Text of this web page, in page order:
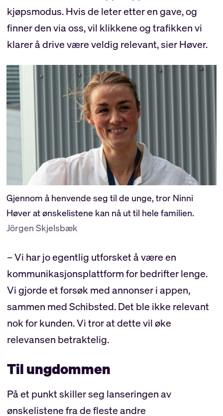
kjøpsmodus. Hvis de leter etter en gave, og
finner den via oss, vil klikkene og trafikken vi
klarer å drive være veldig relevant, sier Høver.
Gjennom å henvende seg til de unge, tror Ninni
Høver at ønskelistene kan nå ut til hele familien.
Jörgen Skjelsbæk
– Vi har jo egentlig utforsket å være en
kommunikasjonsplattform for bedrifter lenge.
Vi gjorde et forsøk med annonser i appen,
sammen med Schibsted. Det ble ikke relevant
nok for kunden. Vi tror at dette vil øke
relevansen betraktelig.
Til ungdommen
På et punkt skiller seg lanseringen av
ønskelistene fra de fleste andre